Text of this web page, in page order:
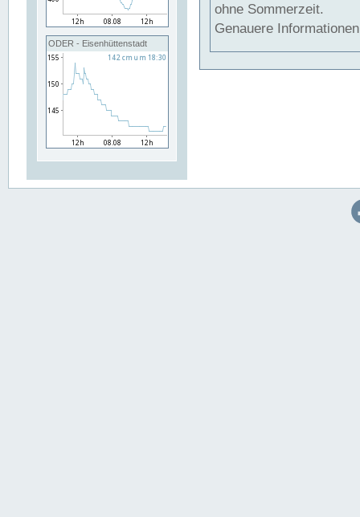
ODER - Eisenhüttenstadt
ohne Sommerzeit.
Genauere